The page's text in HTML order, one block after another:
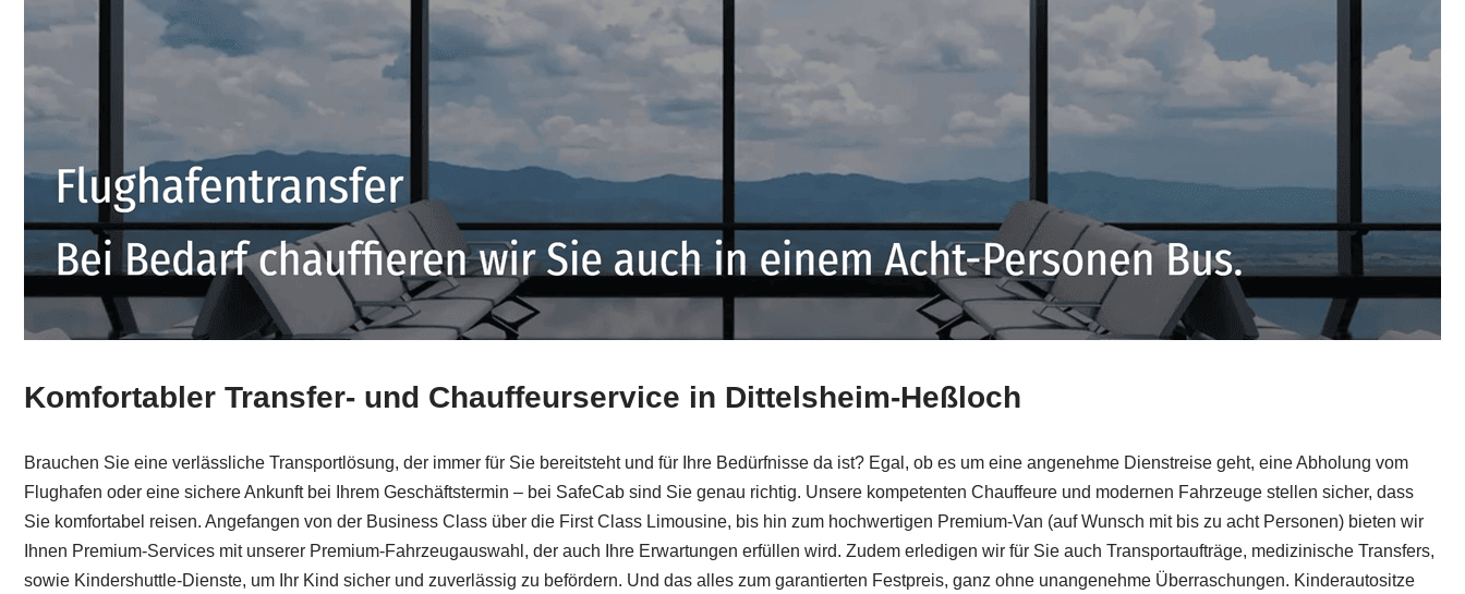
Komfortabler Transfer- und Chauffeurservice in Dittelsheim-Heßloch
Brauchen Sie eine verlässliche Transportlösung, der immer für Sie bereitsteht und für Ihre Bedürfnisse da ist? Egal, ob es um eine angenehme Dienstreise geht, eine Abholung vom
Flughafen oder eine sichere Ankunft bei Ihrem Geschäftstermin – bei SafeCab sind Sie genau richtig. Unsere kompetenten Chauffeure und modernen Fahrzeuge stellen sicher, dass
Sie komfortabel reisen. Angefangen von der Business Class über die First Class Limousine, bis hin zum hochwertigen Premium-Van (auf Wunsch mit bis zu acht Personen) bieten wir
Ihnen Premium-Services mit unserer Premium-Fahrzeugauswahl, der auch Ihre Erwartungen erfüllen wird. Zudem erledigen wir für Sie auch Transportaufträge, medizinische Transfers,
sowie Kindershuttle-Dienste, um Ihr Kind sicher und zuverlässig zu befördern. Und das alles zum garantierten Festpreis, ganz ohne unangenehme Überraschungen. Kinderautositze